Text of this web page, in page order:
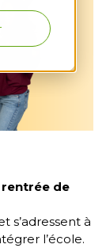
rentrée de
s’adressent à
l’école.